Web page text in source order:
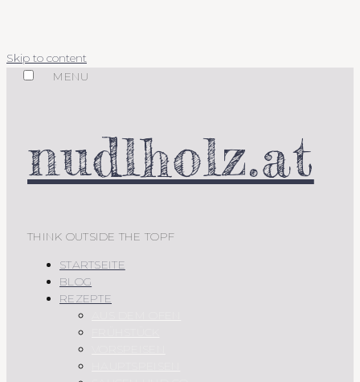
Skip to content
MENU
nudlholz.at
THINK OUTSIDE THE TOPF
STARTSEITE
BLOG
REZEPTE